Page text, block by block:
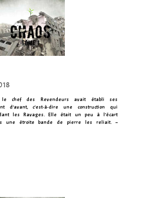
chef des Revendeurs avait établi ses
d’avant, c’est-à-dire une construction qui
les Ravages. Elle était un peu à l’écart
une étroite bande de pierre les reliait. –